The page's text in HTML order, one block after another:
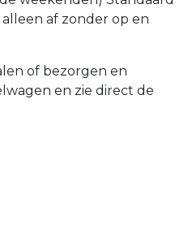
af zonder op en
of bezorgen en
en zie direct de